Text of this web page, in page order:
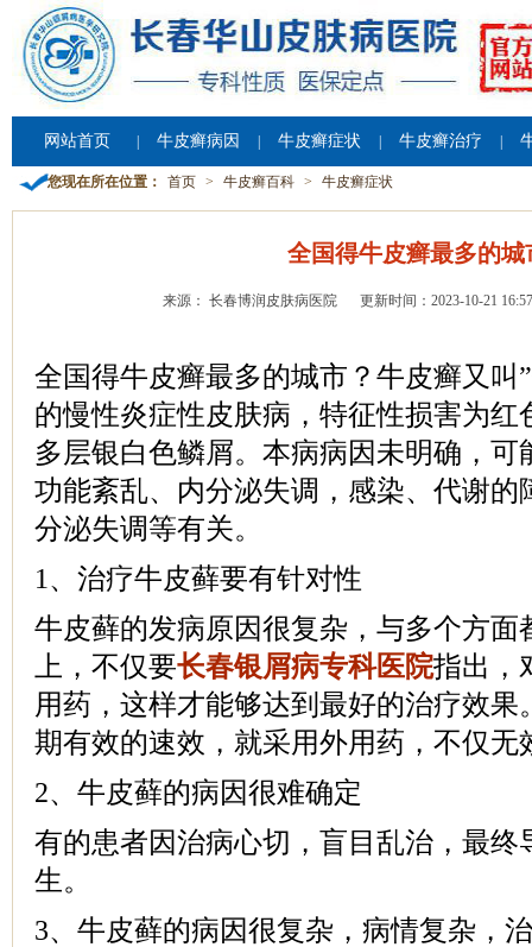
网站首页 牛皮癣病因 牛皮癣症状 牛皮癣治疗
您现在所在位置： 首页 > 牛皮癣百科 > 牛皮癣症状
全国得牛皮癣最多的城
来源： 长春博润皮肤病医院 更新时间：2023-10-21
全国得牛皮癣最多的城市？牛皮癣又叫
的慢性炎症性皮肤病，特征性损害为红
多层银白色鳞屑。本病病因未明确，可
功能紊乱、内分泌失调，感染、代谢的
分泌失调等有关。
1、治疗牛皮藓要有针对性
牛皮藓的发病原因很复杂，与多个方面
上，不仅要长春银屑病专科医院指出，
用药，这样才能够达到最好的治疗效果
期有效的速效，就采用外用药，不仅无
2、牛皮藓的病因很难确定
有的患者因治病心切，盲目乱治，最终
生。
3、牛皮藓的病因很复杂，病情复杂，